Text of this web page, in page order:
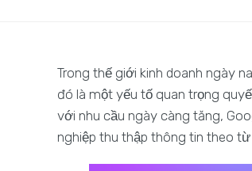
Trong thế giới kinh doanh ngày
đó là một yếu tố quan trọng
với nhu cầu ngày càng tăng,
nghiệp thu thập thông tin theo